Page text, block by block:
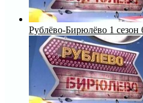
Рублёво-Бирюлёво 1 сезон